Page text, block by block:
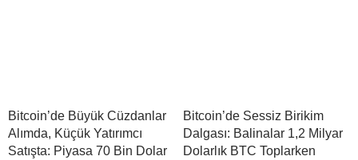
Bitcoin’de Büyük Cüzdanlar
Alımda, Küçük Yatırımcı
Satışta: Piyasa 70 Bin Dolar
Bitcoin’de Sessiz Birikim
Dalgası: Balinalar 1,2 Milyar
Dolarlık BTC Toplarken